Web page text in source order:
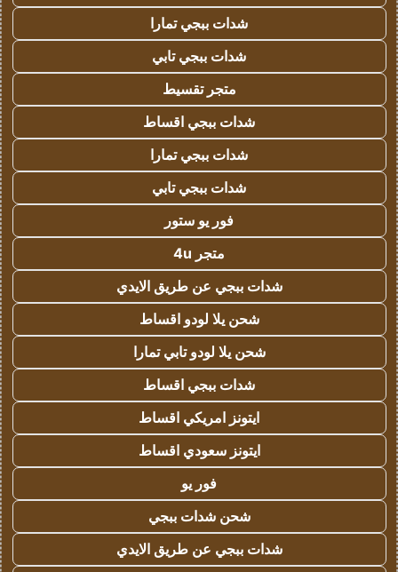
شدات ببجي تمارا
شدات ببجي تابي
متجر تقسيط
شدات ببجي اقساط
شدات ببجي تمارا
شدات ببجي تابي
فور يو ستور
متجر 4u
شدات ببجي عن طريق الايدي
شحن يلا لودو اقساط
شحن يلا لودو تابي تمارا
شدات ببجي اقساط
ايتونز امريكي اقساط
ايتونز سعودي اقساط
فور يو
شحن شدات ببجي
شدات ببجي عن طريق الايدي